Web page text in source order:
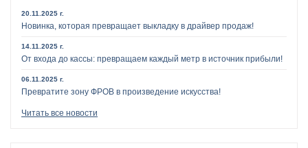
20.11.2025 г.
Новинка, которая превращает выкладку в драйвер продаж!
14.11.2025 г.
От входа до кассы: превращаем каждый метр в источник прибыли!
06.11.2025 г.
Превратите зону ФРОВ в произведение искусства!
Читать все новости